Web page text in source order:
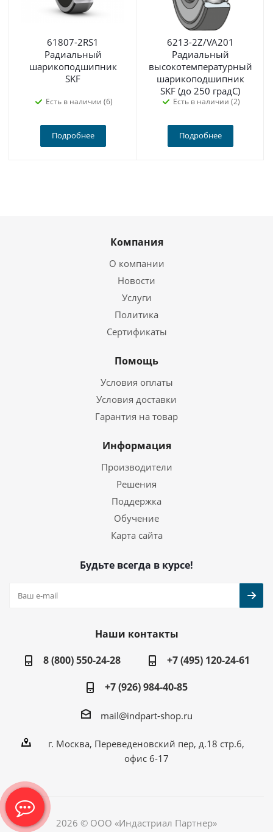
61807-2RS1
Радиальный
шарикоподшипник
SKF
Есть в наличии (6)
Подробнее
6213-2Z/VA201
Радиальный
высокотемпературный
шарикоподшипник
SKF (до 250 градС)
Есть в наличии (2)
Подробнее
Компания
О компании
Новости
Услуги
Политика
Сертификаты
Помощь
Условия оплаты
Условия доставки
Гарантия на товар
Информация
Производители
Решения
Поддержка
Обучение
Карта сайта
Будьте всегда в курсе!
Наши контакты
8 (800) 550-24-28
+7 (495) 120-24-61
+7 (926) 984-40-85
mail@indpart-shop.ru
г. Москва, Переведеновский пер, д.18 стр.6,
офис 6-17
2026 © ООО «Индастриал Партнер»